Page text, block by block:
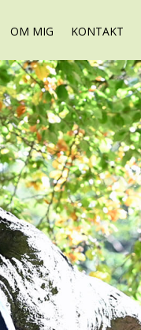
OM MIG KONTAKT